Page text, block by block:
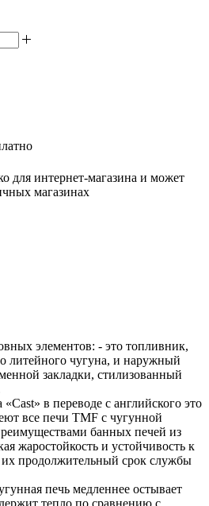
для интернет-магазина и может
магазинах
элементов: - это топливник,
литейного чугуна, и наружный
закладки, стилизованный
в переводе с английского это
все печи TMF с чугунной
банных печей из
жаростойкость и устойчивость к
их продолжительный срок службы
печь медленнее остывает
тепло по сравнению с